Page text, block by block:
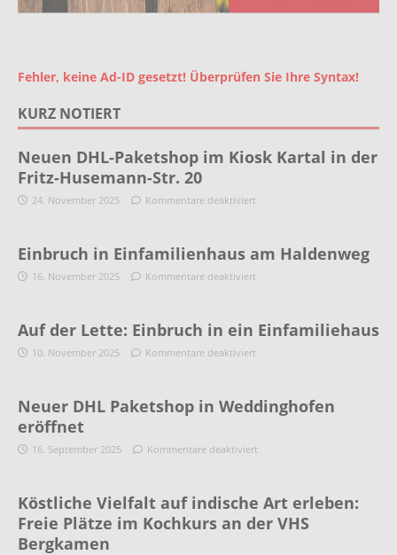
Fehler, keine Ad-ID gesetzt! Überprüfen Sie Ihre Syntax!
KURZ NOTIERT
Neuen DHL-Paketshop im Kiosk Kartal in der
Fritz-Husemann-Str. 20
24. November 2025 Kommentare deaktiviert
Einbruch in Einfamilienhaus am Haldenweg
16. November 2025 Kommentare deaktiviert
Auf der Lette: Einbruch in ein Einfamiliehaus
10. November 2025 Kommentare deaktiviert
Neuer DHL Paketshop in Weddinghofen
eröffnet
16. September 2025 Kommentare deaktiviert
Köstliche Vielfalt auf indische Art erleben:
Freie Plätze im Kochkurs an der VHS
Bergkamen